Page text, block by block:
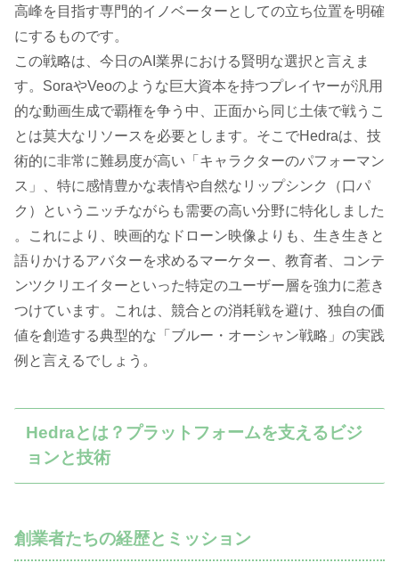
高峰を目指す専門的イノベーターとしての立ち位置を明確
にするものです。
この戦略は、今日のAI業界における賢明な選択と言えま
す。SoraやVeoのような巨大資本を持つプレイヤーが汎用
的な動画生成で覇権を争う中、正面から同じ土俵で戦うこ
とは莫大なリソースを必要とします。そこでHedraは、技
術的に非常に難易度が高い「キャラクターのパフォーマン
ス」、特に感情豊かな表情や自然なリップシンク（口パ
ク）というニッチながらも需要の高い分野に特化しました
。これにより、映画的なドローン映像よりも、生き生きと
語りかけるアバターを求めるマーケター、教育者、コンテ
ンツクリエイターといった特定のユーザー層を強力に惹き
つけています。これは、競合との消耗戦を避け、独自の価
値を創造する典型的な「ブルー・オーシャン戦略」の実践
例と言えるでしょう。
Hedraとは？プラットフォームを支えるビジ
ョンと技術
創業者たちの経歴とミッション